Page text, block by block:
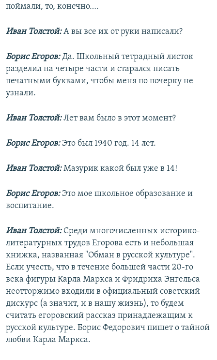
поймали, то, конечно….
Иван Толстой:А вы все их от руки написали?
Борис Егоров:Да. Школьный тетрадный листок
разделил на четыре части и старался писать
печатными буквами, чтобы меня по почерку не
узнали.
Иван Толстой:Лет вам было в этот момент?
Борис Егоров: Это был 1940 год. 14 лет.
Иван Толстой:Мазурик какой был уже в 14!
Борис Егоров:Это мое школьное образование и
воспитание.
Иван Толстой: Среди многочисленных историко-
литературных трудов Егорова есть и небольшая
книжка, названная "Обман в русской культуре".
Если учесть, что в течение большей части 20-го
века фигуры Карла Маркса и Фридриха Энгельса
неотторжимо входили в официальный советский
дискурс (а значит, и в нашу жизнь), то будем
считать егоровский рассказ принадлежащим к
русской культуре. Борис Федорович пишет о тайной
любви Карла Маркса.